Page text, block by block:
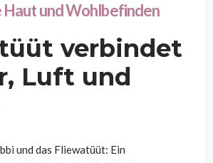
und Wohlbefinden
verbindet
Luft und